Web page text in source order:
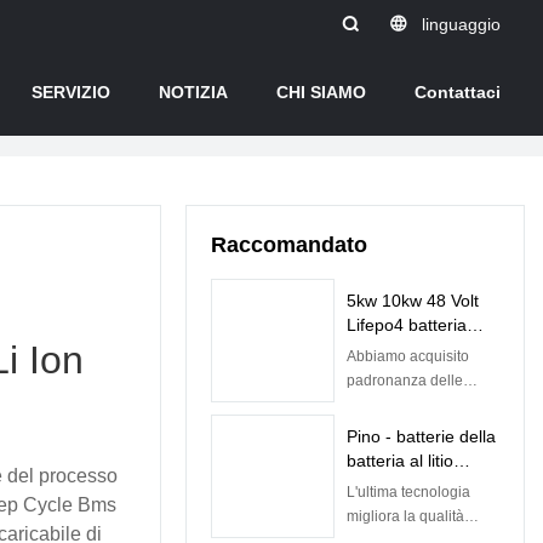
linguaggio
SERVIZIO NOTIZIA CHI SIAMO
Contattaci
Ion
del processo
Cycle Bms
di
Raccomandato
5kw 10kw 48 Volt
Lifepo4 batteria
ricaricabile agli ioni
di litio con BMS
Abbiamo acquisito
padronanza delle
processo di
produzione della
a energia solare 5kw
10kw Lifepo4 48v
Pino - batterie della
batteria al litio
Lifepo4 di 12.8v
50ah per la batteria
L'ultima tecnologia
migliora la qualità